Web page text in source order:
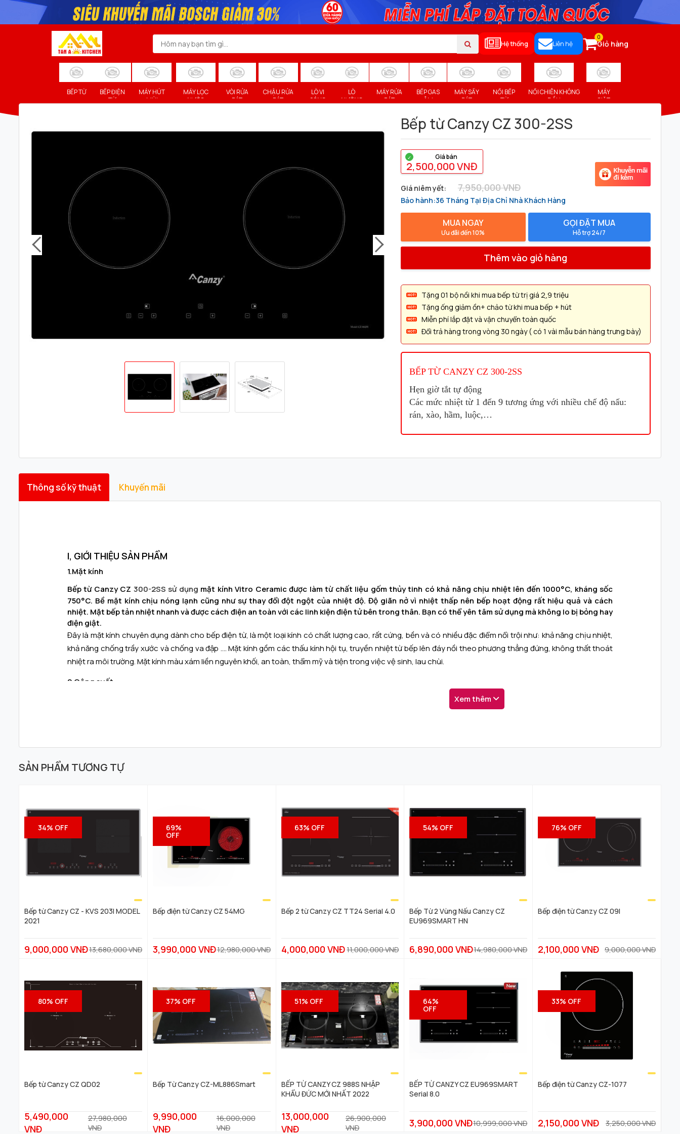
Hệ thống Liên hệ
0
Giỏ hàng
BẾP TỪ
BẾP ĐIỆN
TỪ
MÁY HÚT
MÙI
MÁY LỌC
NƯỚC
VÒI RỬA
BÁT
CHẬU RỬA
BÁT
LÒ VI
SÓNG
LÒ
NƯỚNG
MÁY RỬA
BÁT
BẾP GAS
ÂM
MÁY SẤY
BÁT
NỒI BẾP
TỪ
NỒI CHIÊN KHÔNG
DẦU
MÁY
GIẶT
Bếp từ Canzy CZ 300-2SS
Giá bán
2,500,000 VNĐ
Giá niêm yết: 7,950,000 VNĐ
Bảo hành:36 Tháng Tại Địa Chỉ Nhà Khách Hàng
MUA NGAY
Ưu đãi đến 10%
GỌI ĐẶT MUA
Hỗ trợ 24/7
Thêm vào giỏ hàng
Tặng 01 bộ nồi khi mua bếp từ trị giá 2,̣9 triệu
Tặng ống giảm ồn+ chảo từ khi mua bếp + hút
Miễn phí lắp đặt và vận chuyển toàn quốc
Đổi trả hàng trong vòng 30 ngày ( có 1 vài mẫu bán hàng trưng bày)
BẾP TỪ CANZY CZ 300-2SS
Hẹn giờ tắt tự động
Các mức nhiệt từ 1 đến 9 tương ứng với nhiều chế độ nấu:
rán, xào, hầm, luộc,…
Thông số kỹ thuật Khuyến mãi
I, GIỚI THIỆU SẢN PHẨM
1.Mặt kính
Bếp từ CanzyCZ 300-2SS sử dụng mặt kínhVitro Ceramicđược làm từ chất liệu gốm thủy tinh có khả năng chịu nhiệt lên đến 1000°C, kháng sốc
750°C. Bề mặt kính chịu nóng lạnh cũng như sự thay đổi đột ngột của nhiệt độ. Độ giãn nở vì nhiệt thấp nên bếp hoạt động rất hiệu quả và cách
nhiệt. Mặt bếp tản nhiệt nhanh và được cách điện an toàn với các linh kiện điện tử bên trong thân. Bạn có thể yên tâm sử dụng mà không lo bị bỏng hay
điện giật.
Đây là mặt kính chuyên dụng dành cho bếp điện từ, là một loại kính có chất lượng cao, rất cứng, bền và có nhiều đặc điểm nổi trội như: khả năng chịu nhiệt,
khả năng chống trầy xước và chống va đập .... Mặt kính gồm các thấu kính hội tụ, truyền nhiệt từ bếp lên đáy nồi theo phương thẳng đứng, không thất thoát
nhiệt ra môi trường. Mặt kính màu xám liền nguyên khối, an toàn, thẩm mỹ và tiện trong việc vệ sinh, lau chùi.
2.Công suất
, vùng nấu phải với công suất là2000W. Tổng công suất là 36000W
Bởi vậy, sử dụng bếp từ này không những giúp bạn tiết kiệm thời gian nấu một nửa mà còn tiết kiệm điện năng, tiết kiệm chi phí hàng tháng cho gia
đình. Ưu điểm nổi bật của bếp từ là khả năng đun nấu cực nhanh với nguyên lý hoạt động của sóng từ tác động vuông góc với đáy nồi giúp tiết kiệm
nhàng, chính xác. Mặt cảm ứng nhanh nhạy, dễ dàng vuốt cảm ứng, tùy chỉnh và điều khiển mang đến sự hiện đại và tiện nghi. Bạn có thể dễ dàng chọn
các chế độ nhiệt khác nhau để chế biến những món ăn dinh dưỡng cho cả gia đình mà không đánh mất hương vị thơm ngon tự nhiên do nấu quá nhiệt
hay quá lâu
.
Phần thân vỏ của bếp sử dụng chất liệu nhựa và thép chống oxy hóa. Đây là chất liệu có khả năng chống lại quá trình oxi hóa và rò rỉ điện nên rất an
toàn cho người sử dụng và thích hợp với khí hậu nhiệt đới gió mùa tại Việt Nam.
II,TÍNH NĂNG AN TOÀN
Xem thêm
SẢN PHẨM TƯƠNG TỰ
34% OFF
Bếp từ Canzy CZ - KVS 203I MODEL
2021
9,000,000 VNĐ13,680,000 VNĐ
69%
OFF
Bếp điện từ Canzy CZ 54MG
3,990,000 VNĐ12,980,000 VNĐ
63% OFF
Bếp 2 từ Canzy CZ TT24 Serial 4.0
4,000,000 VNĐ11,000,000 VNĐ
54% OFF
Bếp Từ 2 Vùng Nấu Canzy CZ
EU969SMART HN
6,890,000 VNĐ14,980,000 VNĐ
76% OFF
Bếp điện từ Canzy CZ 09I
2,100,000 VNĐ 9,000,000 VNĐ
80% OFF
Bếp từ Canzy CZ QD02
5,490,000
VNĐ
27,980,000
VNĐ
37% OFF
Bếp Từ Canzy CZ-ML886Smart
9,990,000
VNĐ
16,000,000
VNĐ
51% OFF
BẾP TỪ CANZY CZ 988S NHẬP
KHẨU ĐỨC MỚI NHẤT 2022
13,000,000
VNĐ
26,900,000
VNĐ
64%
OFF
BẾP TỪ CANZY CZ EU969SMART
Serial 8.0
3,900,000 VNĐ10,999,000 VNĐ
33% OFF
Bếp điện từ Canzy CZ-1077
2,150,000 VNĐ 3,250,000 VNĐ